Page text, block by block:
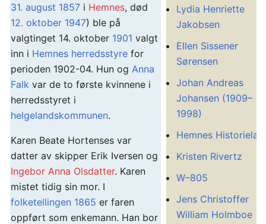
31. august 1857 i Hemnes, død
12. oktober 1947) ble på
valgtinget 14. oktober 1901 valgt
inn i Hemnes herredsstyre for
perioden 1902-04. Hun og Anna
Falk var de to første kvinnene i
herredsstyret i
helgelandskommunen.
Karen Beate Hortenses var
datter av skipper Erik Iversen og
Ingebor Anna Olsdatter. Karen
mistet tidig sin mor. I
folketellingen 1865 er faren
oppført som enkemann. Han bor
Lydia Henriette
Jakobsen
Ellen Sissener
Sørensen
Johan Andreas
Johansen (1909–
1998)
Hemnes Historielag
Kristen Rivertz
W–805
Jens Christoffer
William Holmboe